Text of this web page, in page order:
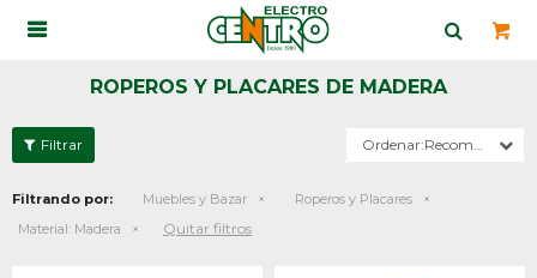

ROPEROS Y PLACARES DE MADERA
Recomendados
Filtrando por: Muebles y Bazar
Roperos y Placares
Material: Madera Quitar filtros